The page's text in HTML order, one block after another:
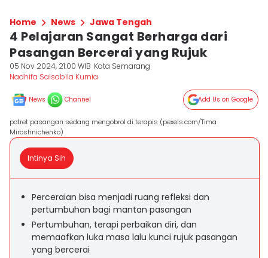
Home News Jawa Tengah
4 Pelajaran Sangat Berharga dari
Pasangan Bercerai yang Rujuk
05 Nov 2024, 21:00 WIB Kota Semarang
Nadhifa Salsabila Kurnia
News Channel Add Us on Google
potret pasangan sedang mengobrol di terapis (pexels.com/Tima
Miroshnichenko)
Intinya Sih
Perceraian bisa menjadi ruang refleksi dan
pertumbuhan bagi mantan pasangan
Pertumbuhan, terapi perbaikan diri, dan
memaafkan luka masa lalu kunci rujuk pasangan
yang bercerai